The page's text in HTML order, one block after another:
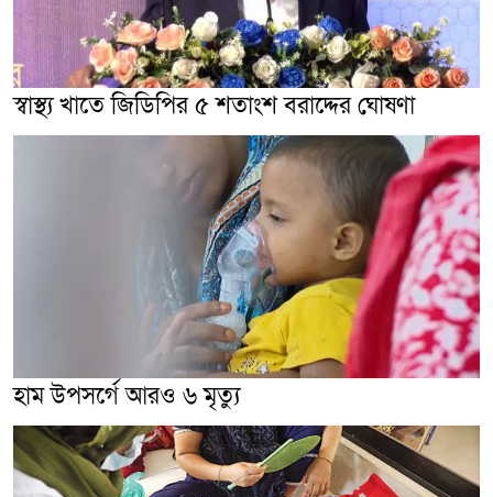
স্বাস্থ্য খাতে জিডিপির ৫ শতাংশ বরাদ্দের ঘোষণা
হাম উপসর্গে আরও ৬ মৃত্যু